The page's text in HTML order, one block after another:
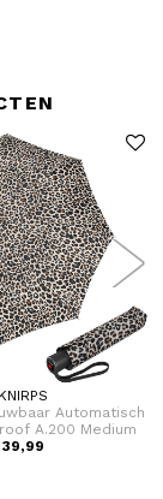
KNIRPS
Automatisch
A.200 Medium
39,99